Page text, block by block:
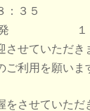
３５
場発 １８
せていただき
利用を願いま
をさせていただ